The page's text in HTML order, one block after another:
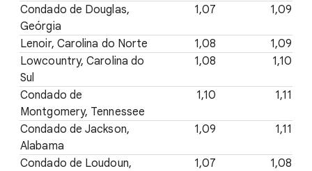
Condado de Douglas,
Geórgia
1,07 1,09
Lenoir, Carolina do Norte 1,08
1,09
Lowcountry, Carolina do
Sul
1,08 1,10
Condado de
Montgomery, Tennessee
1,10 1,11
Condado de Jackson,
Alabama
1,09 1,11
Condado de Loudoun,
1,07 1,08